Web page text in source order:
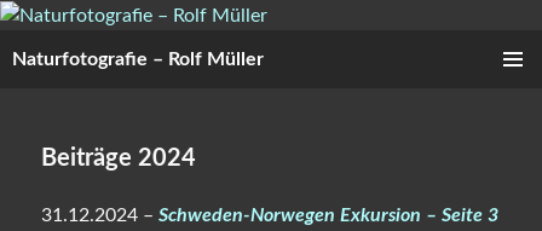
Zum
springen
Naturfotografie – Rolf Müller
Beiträge 2024
31.12.2024 – Schweden-Norwegen Exkursion – Seite 3